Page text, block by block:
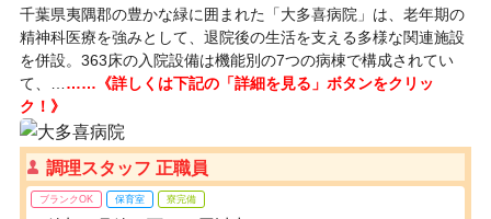
千葉県夷隅郡の豊かな緑に囲まれた「大多喜病院」は、老年期の
精神科医療を強みとして、退院後の生活を支える多様な関連施設
を併設。363床の入院設備は機能別の7つの病棟で構成されてい
て、… ……《詳しくは下記の「詳細を見る」ボタンをクリッ
ク！》
調理スタッフ 正職員
ブランクOK 保育室 寮完備